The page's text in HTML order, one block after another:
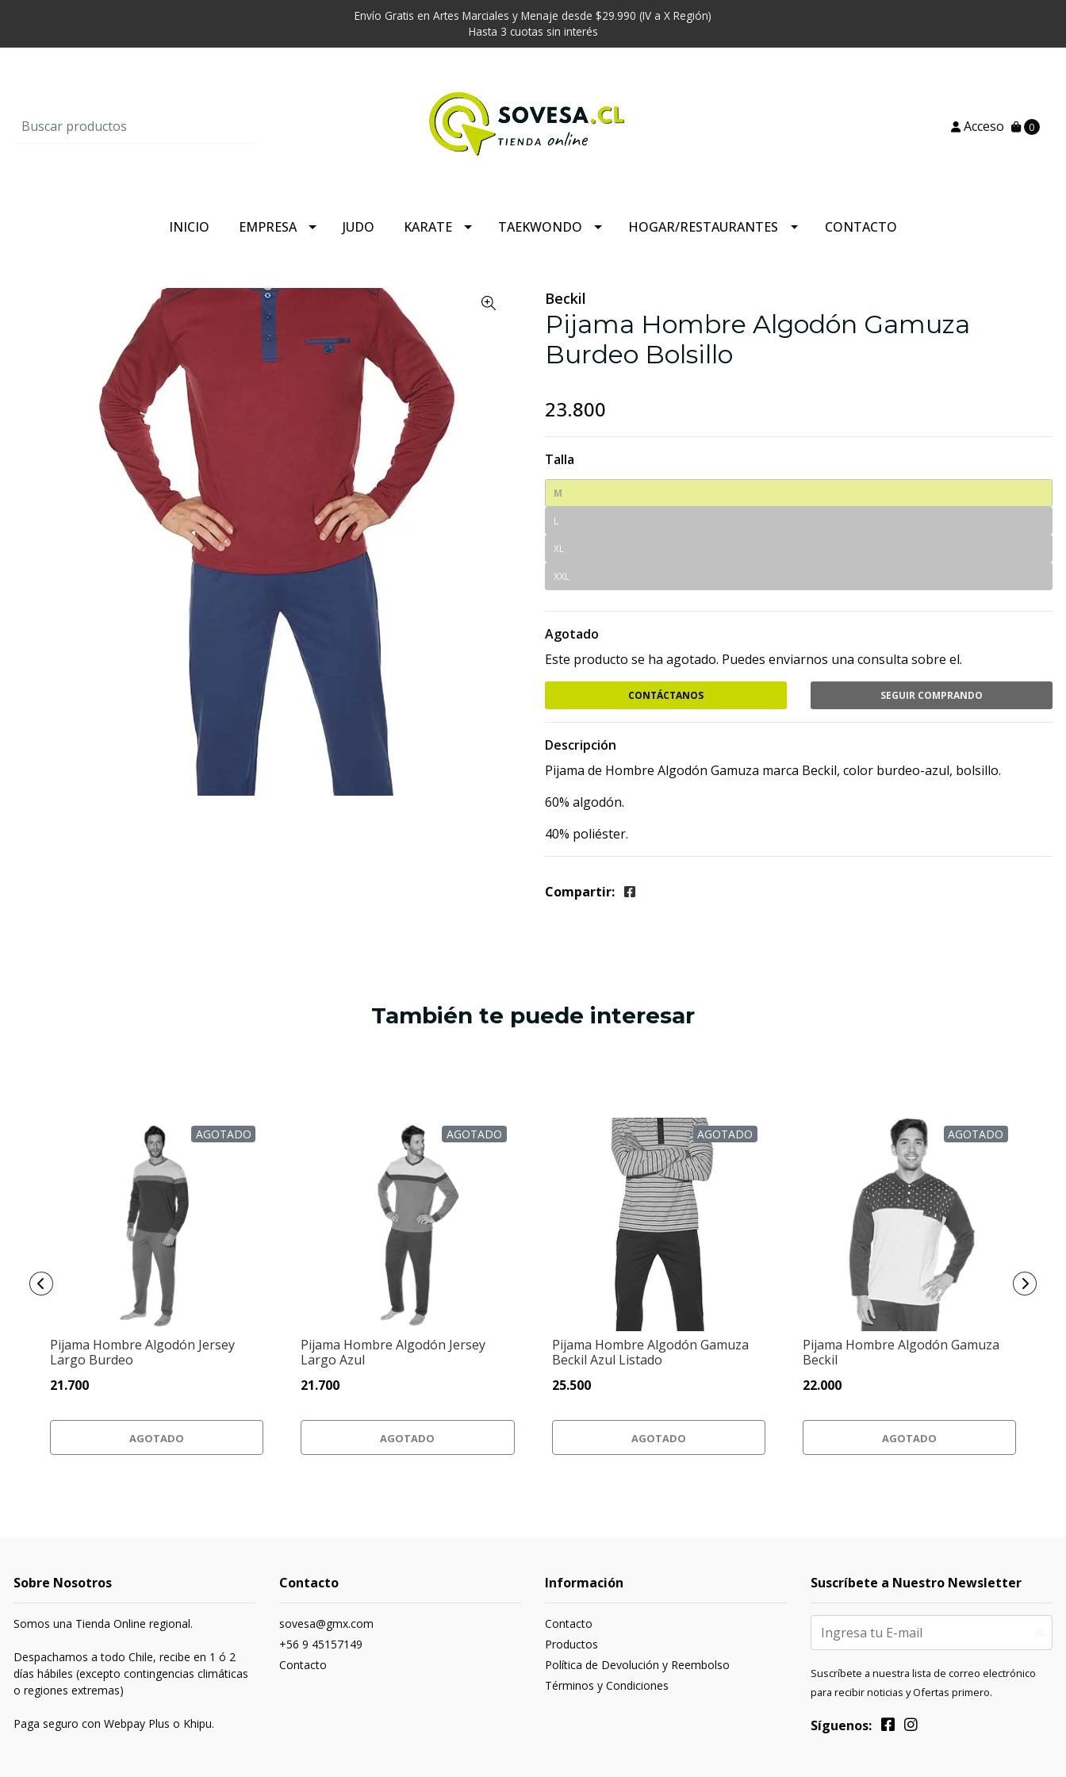
Envío Gratis en Artes Marciales y Menaje desde $29.990 (IV a X Región)
Hasta 3 cuotas sin interés
Acceso 0
INICIO EMPRESA JUDO KARATE TAEKWONDO HOGAR/RESTAURANTES CONTACTO
Beckil
Pijama Hombre Algodón Gamuza
Burdeo Bolsillo
23.800
Talla
M
L
XL
XXL
Agotado
Este producto se ha agotado. Puedes enviarnos una consulta sobre el.
CONTÁCTANOS SEGUIR COMPRANDO
Descripción
Pijama de Hombre Algodón Gamuza marca Beckil, color burdeo-azul, bolsillo.
60% algodón.
40% poliéster.
Compartir:
También te puede interesar
AGOTADO
Pijama Hombre Algodón Jersey
Largo Burdeo
21.700
AGOTADO
AGOTADO
Pijama Hombre Algodón Jersey
Largo Azul
21.700
AGOTADO
AGOTADO
Pijama Hombre Algodón Gamuza
Beckil Azul Listado
25.500
AGOTADO
AGOTADO
Pijama Hombre Algodón Gamuza
Beckil
22.000
AGOTADO
Sobre Nosotros
Somos una Tienda Online regional.
Despachamos a todo Chile, recibe en 1 ó 2
días hábiles (excepto contingencias climáticas
o regiones extremas)
Paga seguro con Webpay Plus o Khipu.
Contacto
sovesa@gmx.com
+56 9 45157149
Contacto
Información
Contacto
Productos
Política de Devolución y Reembolso
Términos y Condiciones
Suscríbete a Nuestro Newsletter
Suscríbete a nuestra lista de correo electrónico
para recibir noticias y Ofertas primero.
Síguenos: